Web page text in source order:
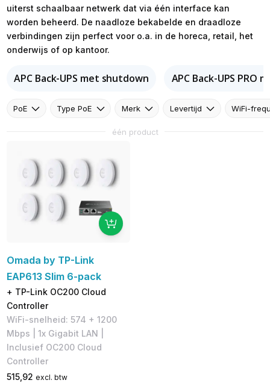
uiterst schaalbaar netwerk dat via één interface kan
worden beheerd. De naadloze bekabelde en draadloze
verbindingen zijn perfect voor o.a. in de horeca, retail, het
onderwijs of op kantoor.
APC Back-UPS met shutdown APC Back-UPS PRO
PoE Type PoE Merk Levertijd WiFi-
één product
Omada by TP-Link
EAP613 Slim 6-pack
+ TP-Link OC200 Cloud
Controller
WiFi-snelheid: 574 + 1200
Mbps | 1x Gigabit LAN |
Inclusief OC200 Cloud
Controller
515,92 excl. btw